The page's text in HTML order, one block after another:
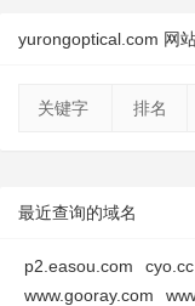
yurongoptical.com 网
关键字 排名
最近查询的域名
p2.easou.com cyo.cc
www.gooray.com